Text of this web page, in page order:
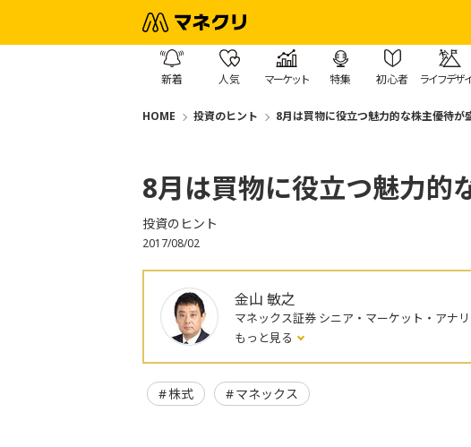
新着 人気 マーケット 特集 初心者 ライフデザ
HOME 投資のヒント 8月は買物に役立つ魅力的な株主優待が
8月は買物に役立つ魅力的
投資のヒント
2017/08/02
金山 敏之
マネックス証券 シニア・マーケット・アナ
もっと見る
株式 マネックス